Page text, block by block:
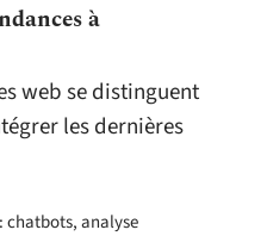
à
web se distinguent
les dernières
: chatbots, analyse